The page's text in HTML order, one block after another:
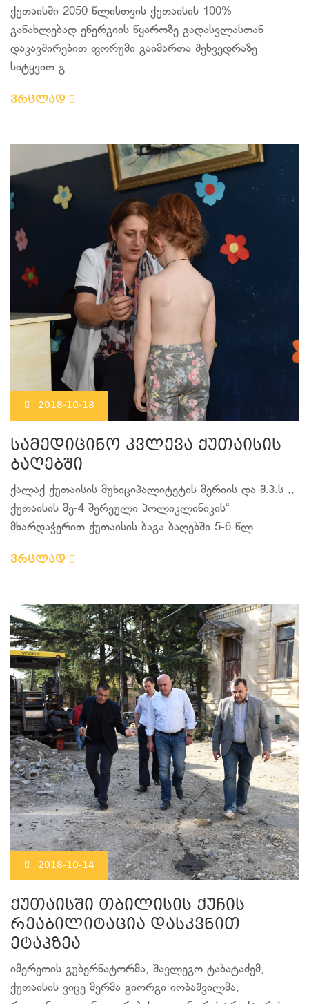
ქუთაისში 2050 წლისთვის ქუთაისის 100%
განახლებად ენერგიის წყაროზე გადასვლასთან
დაკავშირებით ფორუმი გაიმართა შეხვედრაზე
სიტყვით გ...
ვრცლად
2018-10-18
სამედიცინო კვლევა ქუთაისის
ბაღებში
ქალაქ ქუთაისის მუნიციპალიტეტის მერიის და შ.პ.ს ,,
ქუთაისის მე-4 შერეული პოლიკლინიკის“
მხარდაჭერით ქუთაისის ბაგა ბაღებში 5-6 წლ...
ვრცლად
2018-10-14
ქუთაისში თბილისის ქუჩის
რეაბილიტაცია დასკვნით
ეტაპზეა
იმერეთის გუბერნატორმა, შავლეგო ტაბატაძემ,
ქუთაისის ვიცე მერმა გიორგი იობაშვილმა,